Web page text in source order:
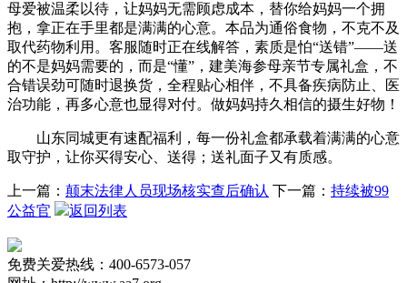
母爱被温柔以待，让妈妈无需顾虑成本，替你给妈妈一个拥
抱，拿正在手里都是满满的心意。本品为通俗食物，不克不及
取代药物利用。客服随时正在线解答，素质是怕“送错”——送
的不是妈妈需要的，而是“懂”，建美海参母亲节专属礼盒，不
合错误劲可随时退换货，全程贴心相伴，不具备疾病防止、医
治功能，再多心意也显得对付。做妈妈持久相信的摄生好物！
山东同城更有速配福利，每一份礼盒都承载着满满的心意
取守护，让你买得安心、送得；送礼面子又有质感。
上一篇： 颠末法律人员现场核实查后确认 下一篇： 持续被99
公益官
返回列表
免费关爱热线：400-6573-057